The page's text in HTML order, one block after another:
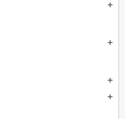
add
add
add
add